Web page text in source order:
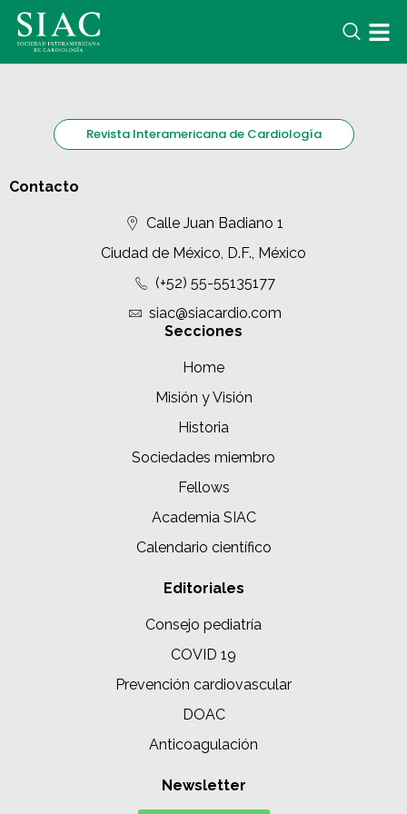
Revista Interamericana de Cardiología
Contacto
Calle Juan Badiano 1
Ciudad de México, D.F., México
(+52) 55-55135177
siac@siacardio.com
Secciones
Home
Misión y Visión
Historia
Sociedades miembro
Fellows
Academia SIAC
Calendario científico
Editoriales
Consejo pediatría
COVID 19
Prevención cardiovascular
DOAC
Anticoagulación
Newsletter